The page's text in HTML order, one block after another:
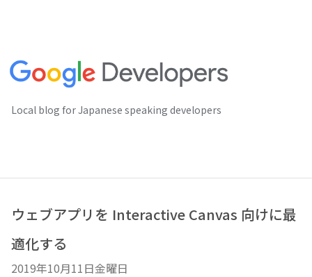
Local blog for Japanese speaking developers
ウェブアプリを Interactive Canvas 向けに最
適化する
2019年10月11日金曜日